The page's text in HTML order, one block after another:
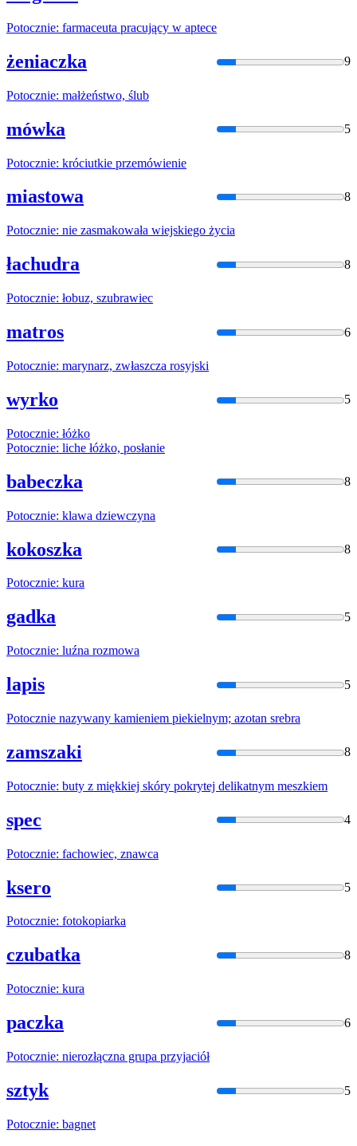
Potocznie: farmaceuta pracujący w aptece
żeniaczka 9
Potocznie: małżeństwo, ślub
mówka 5
Potocznie: króciutkie przemówienie
miastowa 8
Potocznie: nie zasmakowała wiejskiego życia
łachudra 8
Potocznie: łobuz, szubrawiec
matros 6
Potocznie: marynarz, zwłaszcza rosyjski
wyrko 5
Potocznie: łóżko
Potocznie: liche łóżko, posłanie
babeczka 8
Potocznie: klawa dziewczyna
kokoszka 8
Potocznie: kura
gadka 5
Potocznie: luźna rozmowa
lapis 5
Potocznie nazywany kamieniem piekielnym; azotan srebra
zamszaki 8
Potocznie: buty z miękkiej skóry pokrytej delikatnym meszkiem
spec 4
Potocznie: fachowiec, znawca
ksero 5
Potocznie: fotokopiarka
czubatka 8
Potocznie: kura
paczka 6
Potocznie: nierozłączna grupa przyjaciół
sztyk 5
Potocznie: bagnet